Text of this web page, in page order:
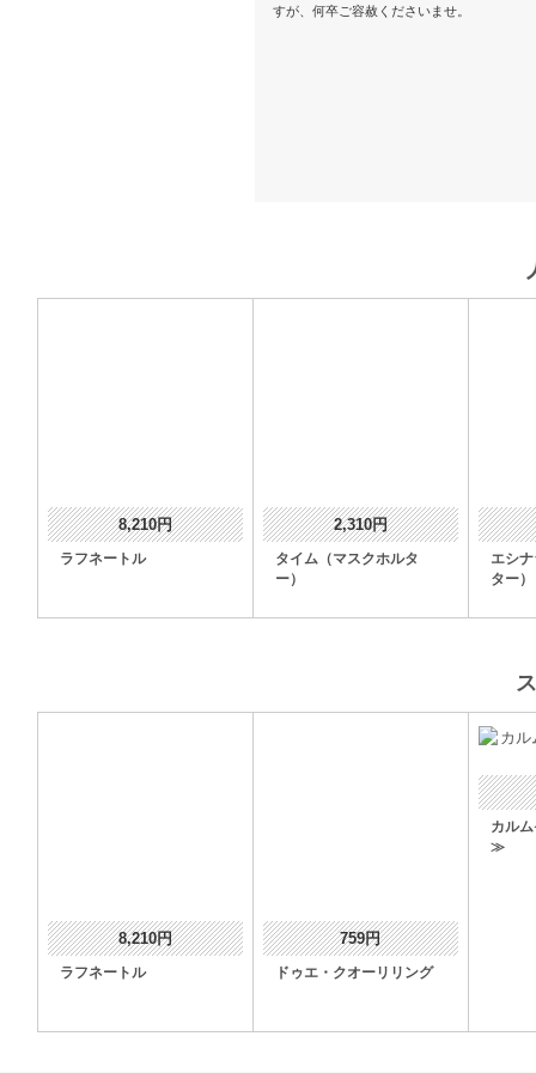
すが、何卒ご容赦くださいませ。
8,210円
ラフネートル
2,310円
タイム（マスクホルタ
ー）
エシ
ター）
8,210円
ラフネートル
759円
ドゥエ・クオーリリング
カル
≫